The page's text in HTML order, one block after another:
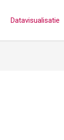
Datavisualisatie